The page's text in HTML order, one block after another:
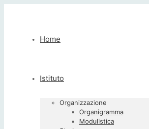
Home
Istituto
Organizzazione
Organigramma
Modulistica